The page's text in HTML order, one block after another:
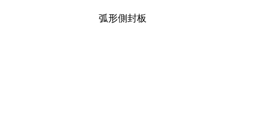
弧形側封板